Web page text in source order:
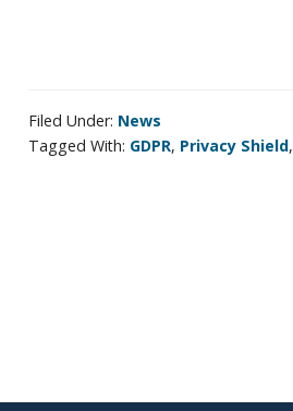
well
as
Filed Under: News
Tagged With: GDPR, Privacy Shield,